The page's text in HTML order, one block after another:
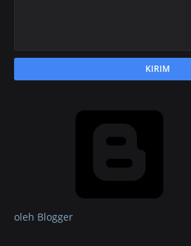
oleh Blogger